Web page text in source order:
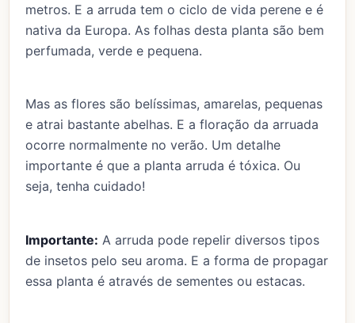
metros. E a arruda tem o ciclo de vida perene e é
nativa da Europa. As folhas desta planta são bem
perfumada, verde e pequena.
Mas as flores são belíssimas, amarelas, pequenas
e atrai bastante abelhas. E a floração da arruada
ocorre normalmente no verão. Um detalhe
importante é que a planta arruda é tóxica. Ou
seja, tenha cuidado!
Importante: A arruda pode repelir diversos tipos
de insetos pelo seu aroma. E a forma de propagar
essa planta é através de sementes ou estacas.